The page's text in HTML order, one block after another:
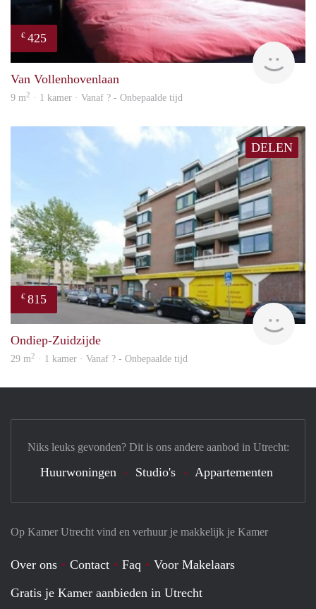
€ 425
Van Vollenhovenlaan
9 m2 · 1 kamer · Vanaf ? - Onbepaalde tijd
DELEN
€ 815
Ondiep-Zuidzijde
29 m2 · 1 kamer · Vanaf ? - Onbepaalde tijd
Op Kamer Utrecht vind en verhuur je makkelijk je Kamer
Over ons Contact Faq
Voor Makelaars
Gratis je Kamer aanbieden in Utrecht
Niks leuks gevonden? Dit is ons andere aanbod in Utrecht:
Huurwoningen Studio's Appartementen